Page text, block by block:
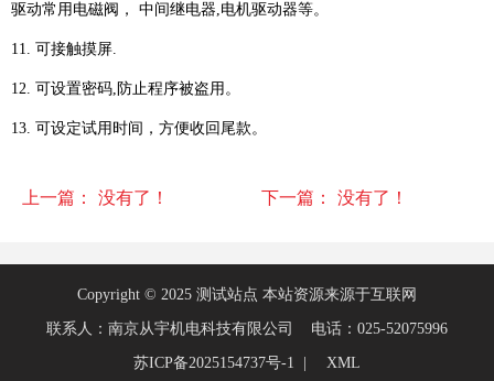
驱动常用电磁阀， 中间继电器,电机驱动器等。
11. 可接触摸屏.
12. 可设置密码,防止程序被盗用。
13. 可设定试用时间，方便收回尾款。
上一篇： 没有了！ 下一篇： 没有了！
Copyright © 2025 测试站点 本站资源来源于互联网
联系人：南京从宇机电科技有限公司 电话：025-52075996
苏ICP备2025154737号-1 | XML